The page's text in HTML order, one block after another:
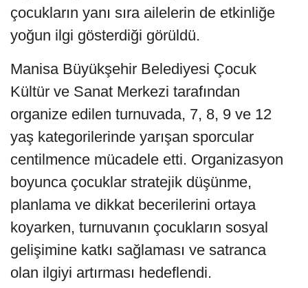
çocukların yanı sıra ailelerin de etkinliğe
yoğun ilgi gösterdiği görüldü.
Manisa Büyükşehir Belediyesi Çocuk
Kültür ve Sanat Merkezi tarafından
organize edilen turnuvada, 7, 8, 9 ve 12
yaş kategorilerinde yarışan sporcular
centilmence mücadele etti. Organizasyon
boyunca çocuklar stratejik düşünme,
planlama ve dikkat becerilerini ortaya
koyarken, turnuvanın çocukların sosyal
gelişimine katkı sağlaması ve satranca
olan ilgiyi artırması hedeflendi.